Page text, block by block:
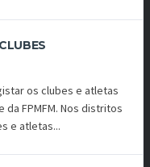
os clubes e atletas
FPMFM. Nos distritos
e atletas...